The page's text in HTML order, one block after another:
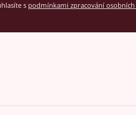
s podmínkami zpracování